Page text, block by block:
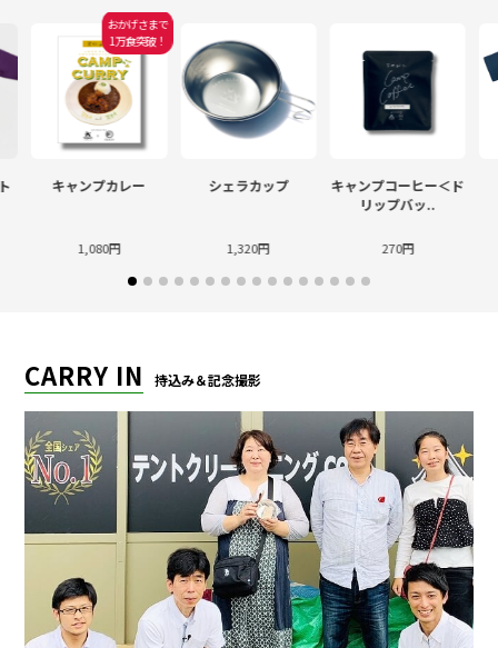
おかげさまで
1万食突破！
キャンプカレー
1,080円
シェラカップ
1,320円
キャンプコーヒー＜ド
リップバッ..
270円
CARRY IN 持込み＆記念撮影